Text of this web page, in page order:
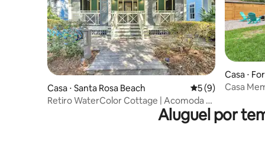
Casa ⋅ Santa Rosa Beach 5 de uma
5 (9)
Retiro WaterColor Cottage | Acomoda 10
Casa ⋅
Casa
Aluguel por